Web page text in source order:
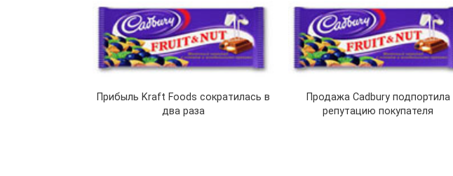
Прибыль Kraft Foods сократилась в
два раза
Продажа Cadbury подпортила
репутацию покупателя